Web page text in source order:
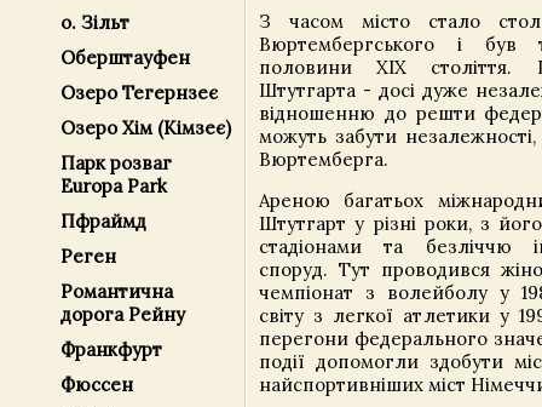
о. Зільт
Оберштауфен
Озеро Тегернзеє
Озеро Хім (Кімзеє)
Парк розваг
Europa Park
Пфраймд
Реген
Романтична
дорога Рейну
Франкфурт
Фюссен
З часом місто стало
Вюртембергського і був
половини XIX
Штутгарта - досі дуже
відношенню до решти
можуть забути
Вюртемберга.
Ареною багатьох
Штутгарт у різні роки, з
стадіонами та безліччю
споруд. Тут проводився
чемпіонат з волейболу у
світу з легкої атлетики у
перегони федерального
події допомогли здобути
найспортивніших міст